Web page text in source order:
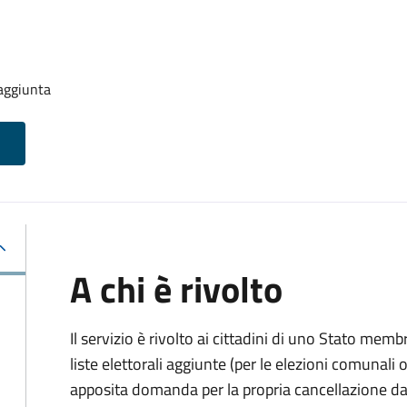
A chi è rivolto
Il servizio è rivolto ai cittadini di uno Stato
liste elettorali aggiunte (per le elezioni comunali
apposita domanda per la propria cancellazione